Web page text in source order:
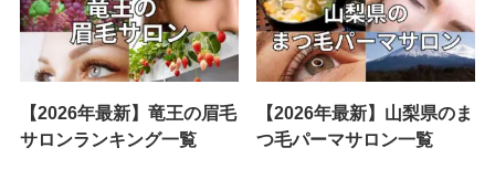
【2026年最新】竜王の眉毛
サロンランキング一覧
【2026年最新】山梨県のま
つ毛パーマサロン一覧